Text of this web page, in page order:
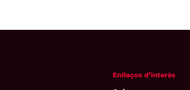
Enllaços d’interès